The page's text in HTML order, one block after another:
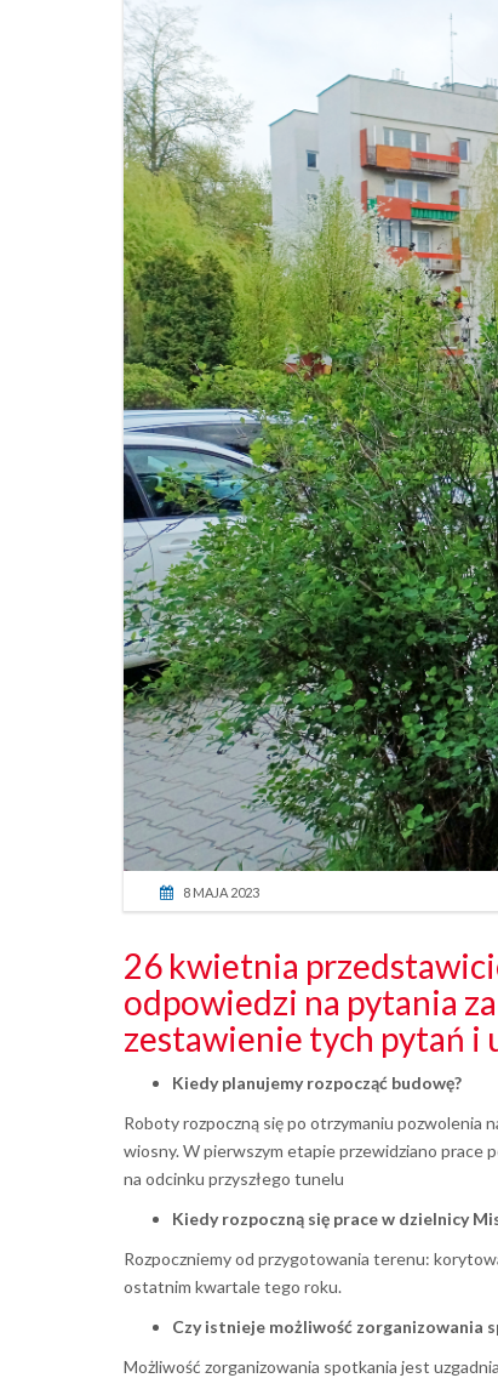
8 MAJA 2023
26 kwietnia
odpowiedzi na pytania
zestawienie tych pytań i
Kiedy planujemy rozpocząć budowę?
Roboty rozpoczną się po otrzymaniu pozwolenia
wiosny. W pierwszym etapie przewidziano prace
na odcinku przyszłego tunelu
Kiedy rozpoczną się prace w dzielnicy
Rozpoczniemy od przygotowania terenu:
ostatnim kwartale tego roku.
Czy istnieje możliwość zorganizowania
Możliwość zorganizowania spotkania jest